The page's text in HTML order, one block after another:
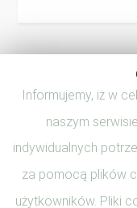
Informujemy, iż w
naszym
indywidualnych
za pomocą plików
użytkowników. Pliki